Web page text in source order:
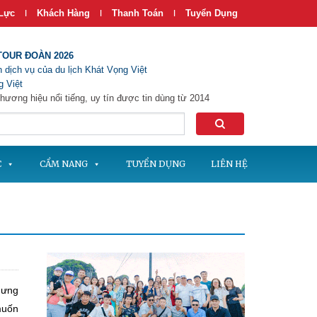
| Khách Hàng | Thanh Toán | Tuyển Dụng
ĐOÀN 2026
vụ của du lịch Khát Vọng Việt
Việt
hiệu nổi tiếng, uy tín được tin dùng từ 2014
CẨM NANG TUYỂN DỤNG LIÊN HỆ